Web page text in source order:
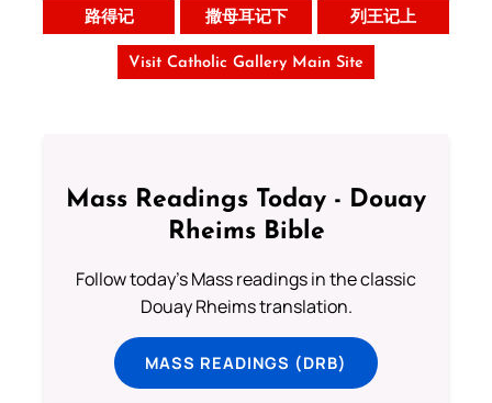
路得记 撒母耳记下 列王记上
Visit Catholic Gallery Main Site
Mass Readings Today - Douay
Rheims Bible
Follow today's Mass readings in the classic
Douay Rheims translation.
MASS READINGS (DRB)